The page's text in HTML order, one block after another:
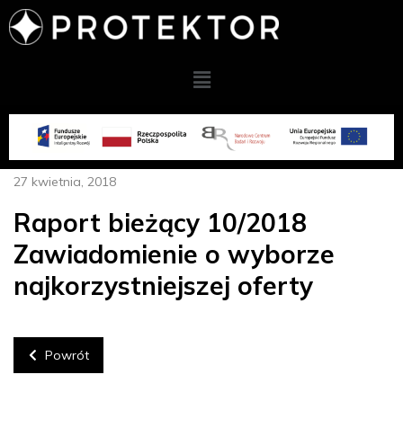
Powrót
27 kwietnia, 2018
Raport bieżący 10/2018
Zawiadomienie o wyborze
najkorzystniejszej oferty